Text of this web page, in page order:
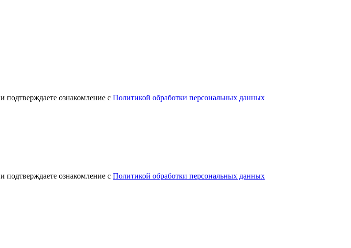
и подтверждаете ознакомление с Политикой обработки персональных данных
и подтверждаете ознакомление с Политикой обработки персональных данных